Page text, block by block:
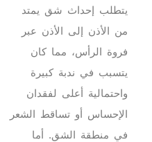
يتطلب إحداث شق يمتد
من الأذن إلى الأذن عبر
فروة الرأس، مما كان
يتسبب في ندبة كبيرة
واحتمالية أعلى لفقدان
الإحساس أو تساقط الشعر
في منطقة الشق. أما